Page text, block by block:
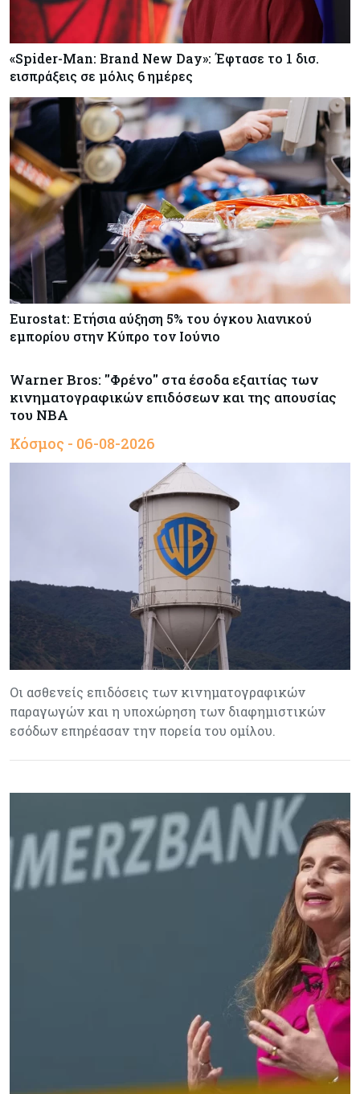
«Spider-Man: Brand New Day»: Έφτασε το 1 δισ.
εισπράξεις σε μόλις 6 ημέρες
Eurostat: Ετήσια αύξηση 5% του όγκου λιανικού
εμπορίου στην Κύπρο τον Ιούνιο
Warner Bros: "Φρένο" στα έσοδα εξαιτίας των
κινηματογραφικών επιδόσεων και της απουσίας
του NBA
Κόσμος - 06-08-2026
Οι ασθενείς επιδόσεις των κινηματογραφικών
παραγωγών και η υποχώρηση των διαφημιστικών
εσόδων επηρέασαν την πορεία του ομίλου.